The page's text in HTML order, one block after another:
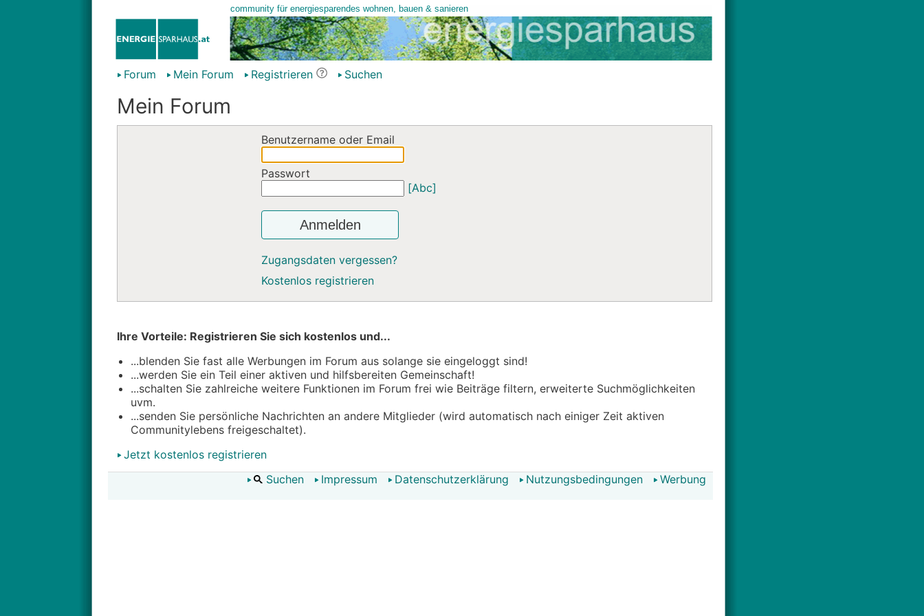
Forum Mein Forum Registrieren Suchen
Mein Forum
Benutzername oder Email
Passwort
[Abc]
Anmelden
Zugangsdaten vergessen?
Kostenlos registrieren
Ihre Vorteile: Registrieren Sie sich kostenlos und...
...blenden Sie fast alle Werbungen im Forum aus solange sie eingeloggt sind!
...werden Sie ein Teil einer aktiven und hilfsbereiten Gemeinschaft!
...schalten Sie zahlreiche weitere Funktionen im Forum frei wie Beiträge filtern, erweiterte Suchmöglichkeiten
uvm.
...senden Sie persönliche Nachrichten an andere Mitglieder (wird automatisch nach einiger Zeit aktiven
Communitylebens freigeschaltet).
Jetzt kostenlos registrieren
Suchen
Impressum Datenschutzerklärung Nutzungsbedingungen Werbung